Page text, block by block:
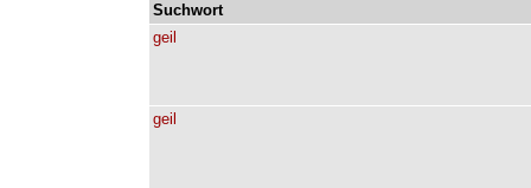
Suchwort
geil
geil